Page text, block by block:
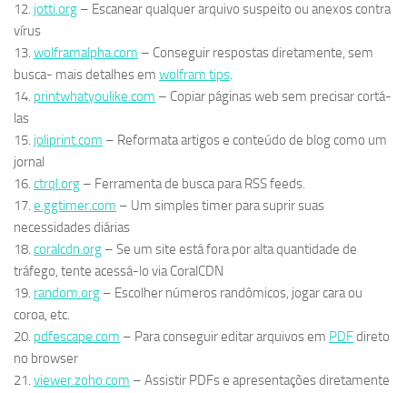
12. jotti.org – Escanear qualquer arquivo suspeito ou anexos contra
vírus
13. wolframalpha.com – Conseguir respostas diretamente, sem
busca- mais detalhes em wolfram tips.
14. printwhatyoulike.com – Copiar páginas web sem precisar cortá-
las
15. joliprint.com – Reformata artigos e conteúdo de blog como um
jornal
16. ctrql.org – Ferramenta de busca para RSS feeds.
17. e.ggtimer.com – Um simples timer para suprir suas
necessidades diárias
18. coralcdn.org – Se um site está fora por alta quantidade de
tráfego, tente acessá-lo via CoralCDN
19. random.org – Escolher números randômicos, jogar cara ou
coroa, etc.
20. pdfescape.com – Para conseguir editar arquivos em PDFdireto
no browser
21. viewer.zoho.com – Assistir PDFs e apresentações diretamente